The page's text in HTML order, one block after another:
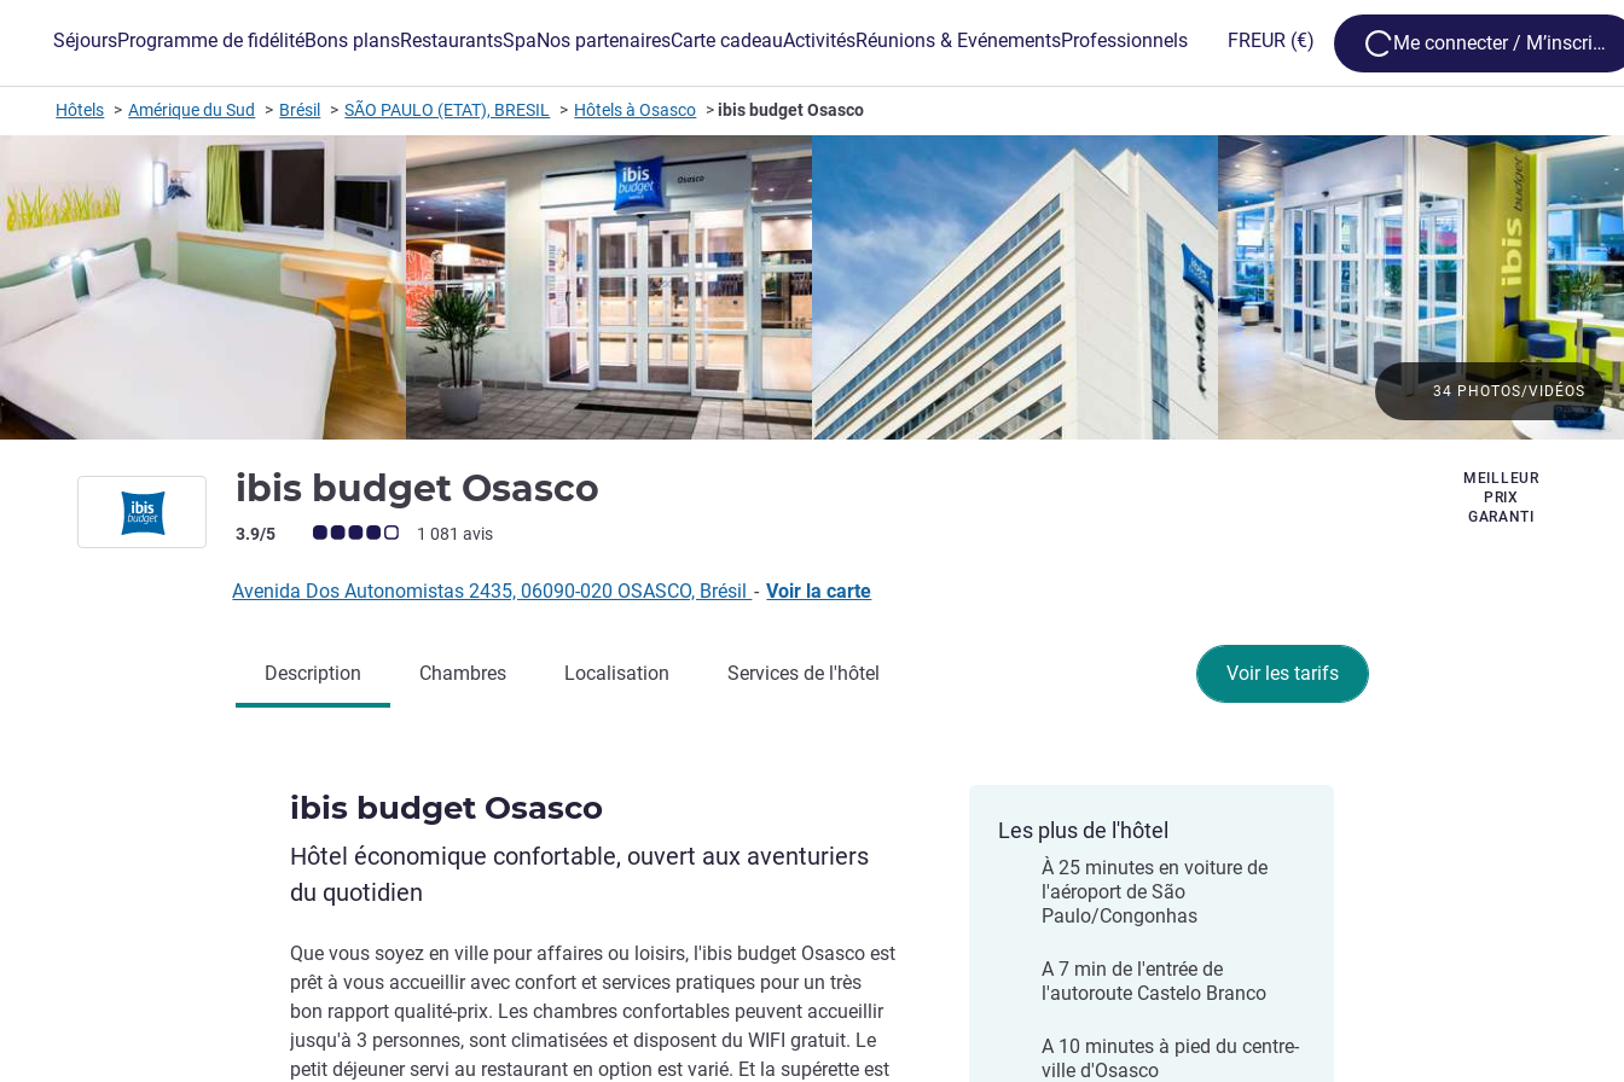
SéjoursProgramme de fidélitéBons plansRestaurantsSpaNos partenairesCarte cadeauActivitésRéunions & EvénementsProfessionnels FREUR (€) Loading...
Me connecter / M’inscrire
Hôtels Amérique du Sud Brésil SÃO PAULO (ETAT), BRESIL Hôtels à Osasco ibis budget Osasco
ibis budget Osasco
Note Avis clients (Note ALL)
3.9/5 1 081 avis
MEILLEUR
PRIX
GARANTI
34 PHOTOS/VIDÉOS
Avenida Dos Autonomistas 2435, 06090-020 OSASCO, Brésil - Voir la carte
Voir les tarifs
Description Chambres Localisation Services de l'hôtel
ibis budget Osasco
Hôtel économique confortable, ouvert aux aventuriers
du quotidien
Que vous soyez en ville pour affaires ou loisirs, l'ibis budget Osasco est
prêt à vous accueillir avec confort et services pratiques pour un très
bon rapport qualité-prix. Les chambres confortables peuvent accueillir
jusqu'à 3 personnes, sont climatisées et disposent du WIFI gratuit. Le
petit déjeuner servi au restaurant en option est varié. Et la supérette est
Les plus de l'hôtel
À 25 minutes en voiture de
l'aéroport de São
Paulo/Congonhas
A 7 min de l'entrée de
l'autoroute Castelo Branco
A 10 minutes à pied du centre-
ville d'Osasco